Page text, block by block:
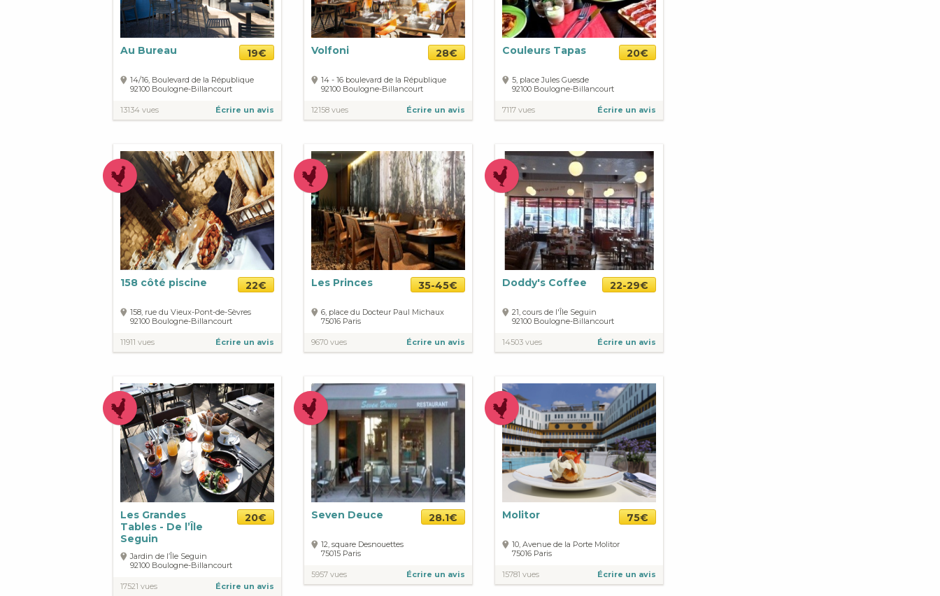
Au Bureau 19€
14/16, Boulevard de la République
92100 Boulogne-Billancourt
13134 vues Écrire un avis
Volfoni 28€
14 - 16 boulevard de la République
92100 Boulogne-Billancourt
12158 vues Écrire un avis
Couleurs Tapas 20€
5, place Jules Guesde
92100 Boulogne-Billancourt
7117 vues Écrire un avis
158 côté piscine 22€
158, rue du Vieux-Pont-de-Sèvres
92100 Boulogne-Billancourt
11911 vues Écrire un avis
Les Princes 35-45€
6, place du Docteur Paul Michaux
75016 Paris
9670 vues Écrire un avis
Doddy's Coffee 22-29€
21, cours de l'Île Seguin
92100 Boulogne-Billancourt
14503 vues Écrire un avis
Les Grandes
Tables - De l’Île
Seguin
20€
Jardin de l’Île Seguin
92100 Boulogne-Billancourt
17521 vues Écrire un avis
Seven Deuce 28.1€
12, square Desnouettes
75015 Paris
5957 vues Écrire un avis
Molitor 75€
10, Avenue de la Porte Molitor
75016 Paris
15781 vues Écrire un avis